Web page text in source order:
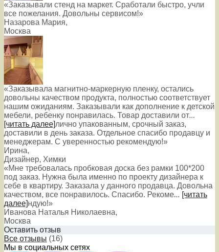
«Заказывали стенд на маркет. Сработали быстро, учли
все пожелания. Довольны сервисом!»
Назарова Мария,
Москва
«Заказывала магнитно-маркерную пленку, остались
довольны качеством продукта, полностью соответствует
нашим ожиданиям. Заказывали как дополнение к детской
мебели, ребенку понравилась. Товар доставили от...
[читать далее]лично упакованным, срочный заказ,
доставили в день заказа. Отдельное спасибо продавцу и
менеджерам. С уверенностью рекомендую!»
Ирина,
Дизайнер, Химки
«Мне требовалась пробковая доска без рамки 100*200
под заказ. Нужна была именно по проекту дизайнера к
себе в квартиру. Заказала у данного продавца. Довольна
качеством, все понравилось. Спасибо. Рекоме... [читать
далее]ндую!»
Иванова Наталья Николаевна,
Москва
Оставить отзыв
Все отзывы (16)
Мы в социальных сетях